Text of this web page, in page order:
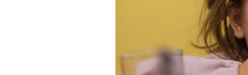
Hantavirus : un cas
détecté chez un touriste
en France